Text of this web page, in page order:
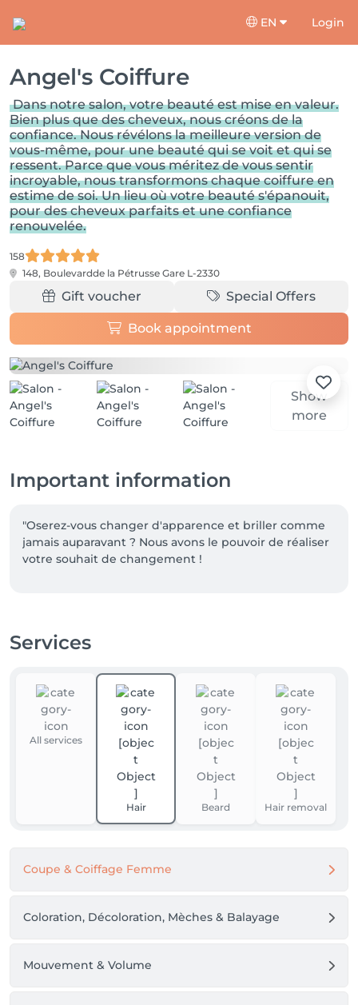
EN Login
Angel's Coiffure
Dans notre salon, votre beauté est mise en valeur.
Bien plus que des cheveux, nous créons de la
confiance. Nous révélons la meilleure version de
vous-même, pour une beauté qui se voit et qui se
ressent. Parce que vous méritez de vous sentir
incroyable, nous transformons chaque coiffure en
estime de soi. Un lieu où votre beauté s'épanouit,
pour des cheveux parfaits et une confiance
renouvelée.
158
148, Boulevardde la Pétrusse Gare L-2330
Gift voucher Special Offers
Book appointment
Show
more
Important information
"Oserez-vous changer d'apparence et briller comme
jamais auparavant ? Nous avons le pouvoir de réaliser
votre souhait de changement !
Services
All services
Hair Beard Hair removal
Coupe & Coiffage Femme
Coloration, Décoloration, Mèches & Balayage
Mouvement & Volume